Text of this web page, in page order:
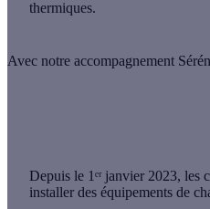
thermiques.
Avec notre accompagnement
Depuis le 1ᵉʳ janvier 2023, les
installer des équipements de